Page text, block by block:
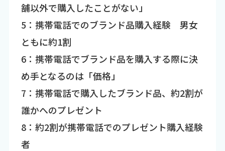
舗以外で購入したことがない」
5：携帯電話でのブランド品購入経験 男女
ともに約1割
6：携帯電話でブランド品を購入する際に決
め手となるのは「価格」
7：携帯電話で購入したブランド品、約2割が
誰かへのプレゼント
8：約2割が携帯電話でのプレゼント購入経験
者